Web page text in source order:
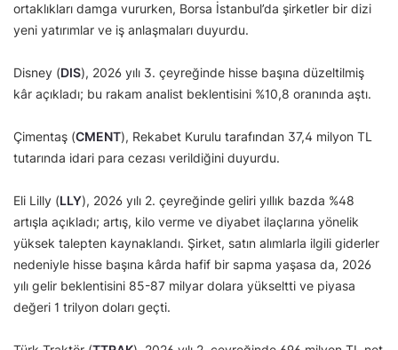
ortaklıkları damga vururken, Borsa İstanbul’da şirketler bir dizi
yeni yatırımlar ve iş anlaşmaları duyurdu.
Disney (DIS), 2026 yılı 3. çeyreğinde hisse başına düzeltilmiş
kâr açıkladı; bu rakam analist beklentisini %10,8 oranında aştı.
Çimentaş (CMENT), Rekabet Kurulu tarafından 37,4 milyon TL
tutarında idari para cezası verildiğini duyurdu.
Eli Lilly (LLY), 2026 yılı 2. çeyreğinde geliri yıllık bazda %48
artışla açıkladı; artış, kilo verme ve diyabet ilaçlarına yönelik
yüksek talepten kaynaklandı. Şirket, satın alımlarla ilgili giderler
nedeniyle hisse başına kârda hafif bir sapma yaşasa da, 2026
yılı gelir beklentisini 85-87 milyar dolara yükseltti ve piyasa
değeri 1 trilyon doları geçti.